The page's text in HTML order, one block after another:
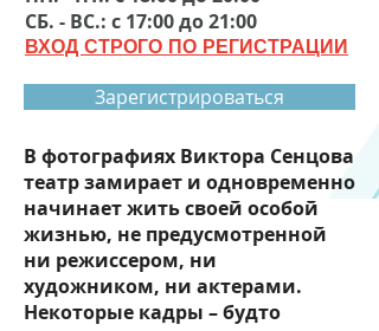
СБ. - ВС.: с 17:00 до 21:00
ВХОД СТРОГО ПО РЕГИСТРАЦИИ
Зарегистрироваться
В фотографиях Виктора Сенцова
театр замирает и одновременно
начинает жить своей особой
жизнью, не предусмотренной
ни режиссером, ни
художником, ни актерами.
Некоторые кадры – будто